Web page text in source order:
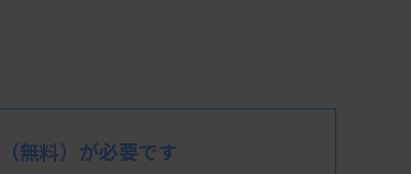
（無料）が必要です